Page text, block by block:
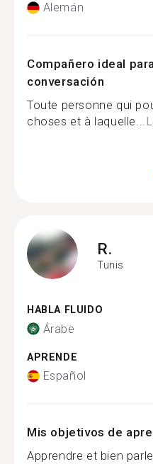
Alemán
Compañero ideal
conversación
Toute personne qui
choses et à laquelle...
R.
Tunis
HABLA FLUIDO
Árabe
APRENDE
Español
Mis objetivos de
Apprendre et bien